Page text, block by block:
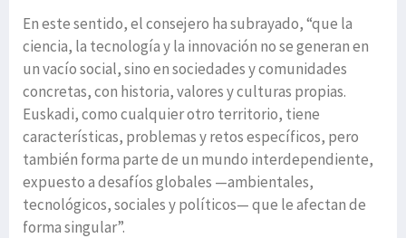
En este sentido, el consejero ha subrayado, “que la
ciencia, la tecnología y la innovación no se generan en
un vacío social, sino en sociedades y comunidades
concretas, con historia, valores y culturas propias.
Euskadi, como cualquier otro territorio, tiene
características, problemas y retos específicos, pero
también forma parte de un mundo interdependiente,
expuesto a desafíos globales —ambientales,
tecnológicos, sociales y políticos— que le afectan de
forma singular”.